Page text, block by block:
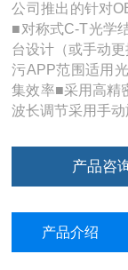
公司推出的针对
■对称式C-T光学
台设计（或手动
污APP范围适用光
集效率■采用高精
波长调节采用手动
产品咨
产品介绍